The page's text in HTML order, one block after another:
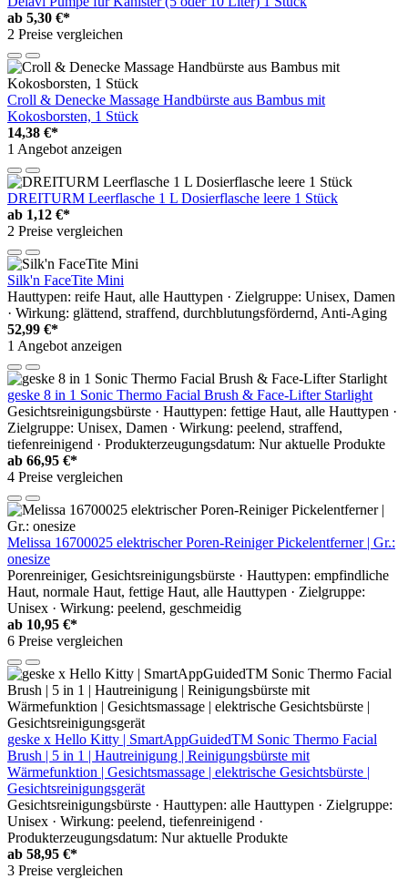
ab 5,30 €*
2 Preise vergleichen
Croll & Denecke Massage Handbürste aus Bambus mit
Kokosborsten, 1 Stück
14,38 €*
1 Angebot anzeigen
DREITURM Leerflasche 1 L Dosierflasche leere 1 Stück
ab 1,12 €*
2 Preise vergleichen
Silk'n FaceTite Mini
Hauttypen: reife Haut, alle Hauttypen · Zielgruppe: Unisex, Damen
· Wirkung: glättend, straffend, durchblutungsfördernd, Anti-Aging
52,99 €*
1 Angebot anzeigen
geske 8 in 1 Sonic Thermo Facial Brush & Face-Lifter Starlight
Gesichtsreinigungsbürste · Hauttypen: fettige Haut, alle Hauttypen ·
Zielgruppe: Unisex, Damen · Wirkung: peelend, straffend,
tiefenreinigend · Produkterzeugungsdatum: Nur aktuelle Produkte
ab 66,95 €*
4 Preise vergleichen
Melissa 16700025 elektrischer Poren-Reiniger Pickelentferner | Gr.:
onesize
Porenreiniger, Gesichtsreinigungsbürste · Hauttypen: empfindliche
Haut, normale Haut, fettige Haut, alle Hauttypen · Zielgruppe:
Unisex · Wirkung: peelend, geschmeidig
ab 10,95 €*
6 Preise vergleichen
geske x Hello Kitty | SmartAppGuidedTM Sonic Thermo Facial
Brush | 5 in 1 | Hautreinigung | Reinigungsbürste mit
Wärmefunktion | Gesichtsmassage | elektrische Gesichtsbürste |
Gesichtsreinigungsgerät
Gesichtsreinigungsbürste · Hauttypen: alle Hauttypen · Zielgruppe:
Unisex · Wirkung: peelend, tiefenreinigend ·
Produkterzeugungsdatum: Nur aktuelle Produkte
ab 58,95 €*
3 Preise vergleichen